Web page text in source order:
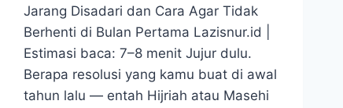
Jarang Disadari dan Cara Agar Tidak
Berhenti di Bulan Pertama Lazisnur.id |
Estimasi baca: 7–8 menit Jujur dulu.
Berapa resolusi yang kamu buat di awal
tahun lalu — entah Hijriah atau Masehi